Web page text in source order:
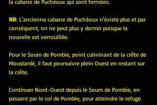
la cabane de Puchéoux qui sont fermées.
NB: L'ancienne cabane de Puchéoux n'éxiste plus et par
conséquent, on ne peut plus y dormir puisque la
nouvelle est verrouillée.
Pour le Soum de Pombie, point culminant de la crête de
Moustardé, il faut poursuivre plein Ouest en restant sur
la crête.
Continuer Nord-Ouest depuis le Soum de Pombie, en
passant par le col de Pombie, pour atteindre le refuge